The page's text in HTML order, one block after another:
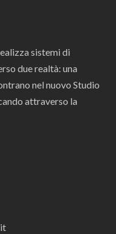
sistemi di
due realtà: una
nel nuovo Studio
attraverso la